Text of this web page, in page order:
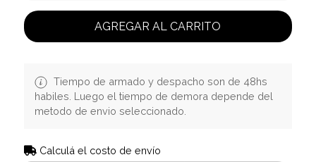
AGREGAR AL CARRITO
Tiempo de armado y despacho son de 48hs
habiles. Luego el tiempo de demora depende del
metodo de envio seleccionado.
Calculá el costo de envío